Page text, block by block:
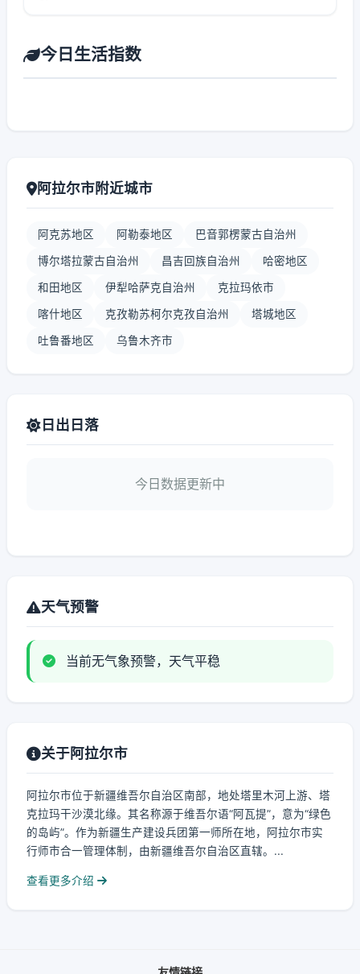
今日生活指数
阿拉尔市附近城市
阿克苏地区 阿勒泰地区 巴音郭楞蒙古自治州
博尔塔拉蒙古自治州 昌吉回族自治州 哈密地区
和田地区 伊犁哈萨克自治州 克拉玛依市
喀什地区 克孜勒苏柯尔克孜自治州 塔城地区
吐鲁番地区 乌鲁木齐市
日出日落
今日数据更新中
天气预警
当前无气象预警，天气平稳
关于阿拉尔市
阿拉尔市位于新疆维吾尔自治区南部，地处塔里木河上游、塔
克拉玛干沙漠北缘。其名称源于维吾尔语“阿瓦提”，意为“绿色
的岛屿”。作为新疆生产建设兵团第一师所在地，阿拉尔市实
行师市合一管理体制，由新疆维吾尔自治区直辖。...
查看更多介绍